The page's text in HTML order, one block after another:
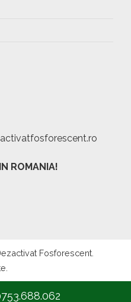
ROMANIA!
Fosforescent.